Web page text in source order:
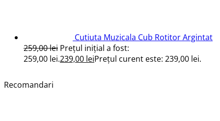
Cutiuta Muzicala Cub Rotitor Argintat
259,00lei Prețul inițial a fost:
259,00 lei.239,00 leiPrețul curent este: 239,00 lei.
Recomandari